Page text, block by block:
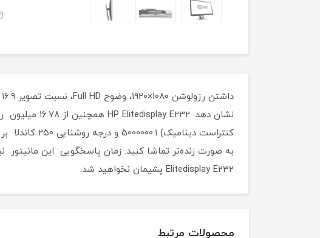
Elitedisplay E232 پشیمان نخواهید شد.
محصولات مرتبط